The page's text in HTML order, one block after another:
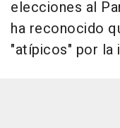
elecciones al
ha reconocido
"atípicos" por la